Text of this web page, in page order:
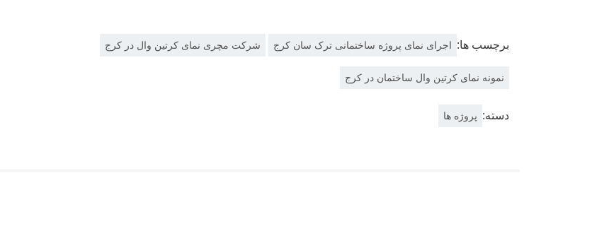
برچسب ها: اجرای نمای پروژه ساختمانی ترک سان کرج شرکت مچری نمای کرتین وال در کرج
نمونه نمای کرتین وال ساختمان در کرج
دسته: پروژه ها